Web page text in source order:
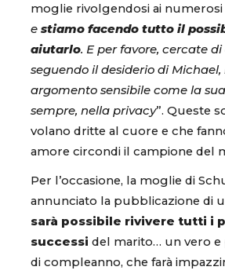
moglie rivolgendosi ai numerosi
e stiamo facendo tutto il
aiutarlo. E per favore, cercate di
seguendo il desiderio di
argomento sensibile come la
sempre, nella privacy”. Queste
volano dritte al cuore e che
amore circondi il campione del
Per l’occasione, la moglie di
annunciato la pubblicazione di
sarà possibile rivivere tutti i
successi del marito… un vero
di compleanno, che farà